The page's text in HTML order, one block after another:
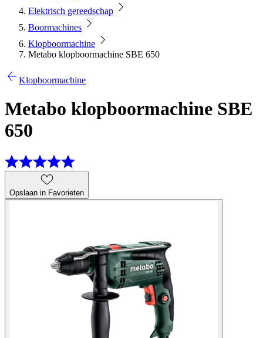
Elektrisch gereedschap
Boormachines
Klopboormachine
Metabo klopboormachine SBE 650
Klopboormachine
Metabo klopboormachine SBE
650
Opslaan in Favorieten